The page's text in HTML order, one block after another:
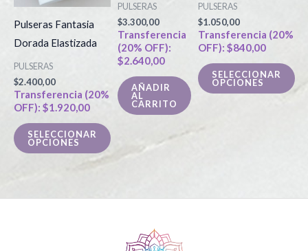
Pulseras Fantasia
Dorada Elastizada
PULSERAS
$2.400,00
Transferencia (20%
OFF): $1.920,00
SELECCIONAR
OPCIONES
Las
opciones
se
pueden
elegir
en
página
PULSERAS
$3.300,00
Transferencia
(20% OFF):
$2.640,00
AÑADIR
AL
CARRITO
PULSERAS
$1.050,00
Transferencia (20%
OFF): $840,00
SELECCIONAR
OPCIONES